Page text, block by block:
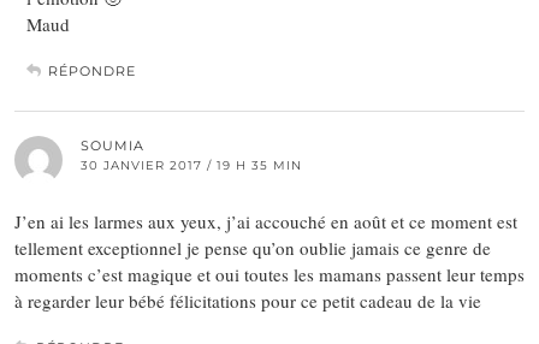
Maud
RÉPONDRE
SOUMIA
30 JANVIER 2017 / 19 H 35 MIN
J’en ai les larmes aux yeux, j’ai accouché en août et ce moment est
tellement exceptionnel je pense qu’on oublie jamais ce genre de
moments c’est magique et oui toutes les mamans passent leur temps
à regarder leur bébé félicitations pour ce petit cadeau de la vie